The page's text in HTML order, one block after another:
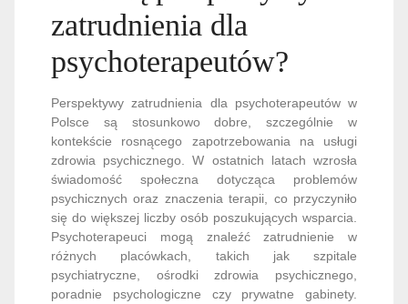
zatrudnienia dla
psychoterapeutów?
Perspektywy zatrudnienia dla psychoterapeutów w
Polsce są stosunkowo dobre, szczególnie w
kontekście rosnącego zapotrzebowania na usługi
zdrowia psychicznego. W ostatnich latach wzrosła
świadomość społeczna dotycząca problemów
psychicznych oraz znaczenia terapii, co przyczyniło
się do większej liczby osób poszukujących wsparcia.
Psychoterapeuci mogą znaleźć zatrudnienie w
różnych placówkach, takich jak szpitale
psychiatryczne, ośrodki zdrowia psychicznego,
poradnie psychologiczne czy prywatne gabinety.